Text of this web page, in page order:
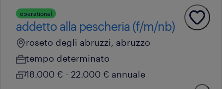
operational
addetto alla pescheria (f/m/nb)
roseto degli abruzzi, abruzzo
tempo determinato
18.000 € - 22.000 € annuale